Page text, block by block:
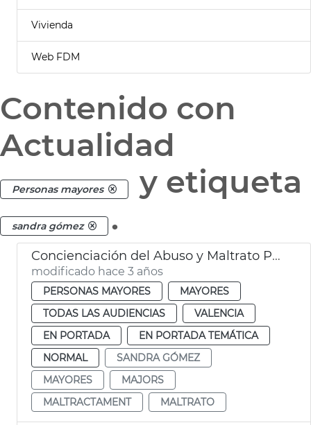
Vivienda
Web FDM
Contenido con
Actualidad
Personas mayores y etiqueta
sandra gómez .
Concienciación del Abuso y Maltrato Personas Mayores
modificado hace 3 años
PERSONAS MAYORES
MAYORES
TODAS LAS AUDIENCIAS
VALENCIA
EN PORTADA
EN PORTADA TEMÁTICA
NORMAL
SANDRA GÓMEZ
MAYORES
MAJORS
MALTRACTAMENT
MALTRATO